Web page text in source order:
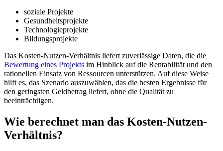
soziale Projekte
Gesundheitsprojekte
Technologieprojekte
Bildungsprojekte
Das Kosten-Nutzen-Verhältnis liefert zuverlässige Daten, die die
Bewertung eines Projekts im Hinblick auf die Rentabilität und den
rationellen Einsatz von Ressourcen unterstützen. Auf diese Weise
hilft es, das Szenario auszuwählen, das die besten Ergebnisse für
den geringsten Geldbetrag liefert, ohne die Qualität zu
beeinträchtigen.
Wie berechnet man das Kosten-Nutzen-
Verhältnis?